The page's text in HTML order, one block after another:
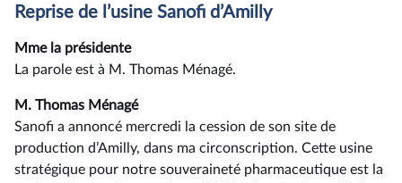
Reprise de l’usine Sanofi d’Amilly
Mme la présidente
La parole est à M. Thomas Ménagé.
M. Thomas Ménagé
Sanofi a annoncé mercredi la cession de son site de
production d’Amilly, dans ma circonscription. Cette usine
stratégique pour notre souveraineté pharmaceutique est la